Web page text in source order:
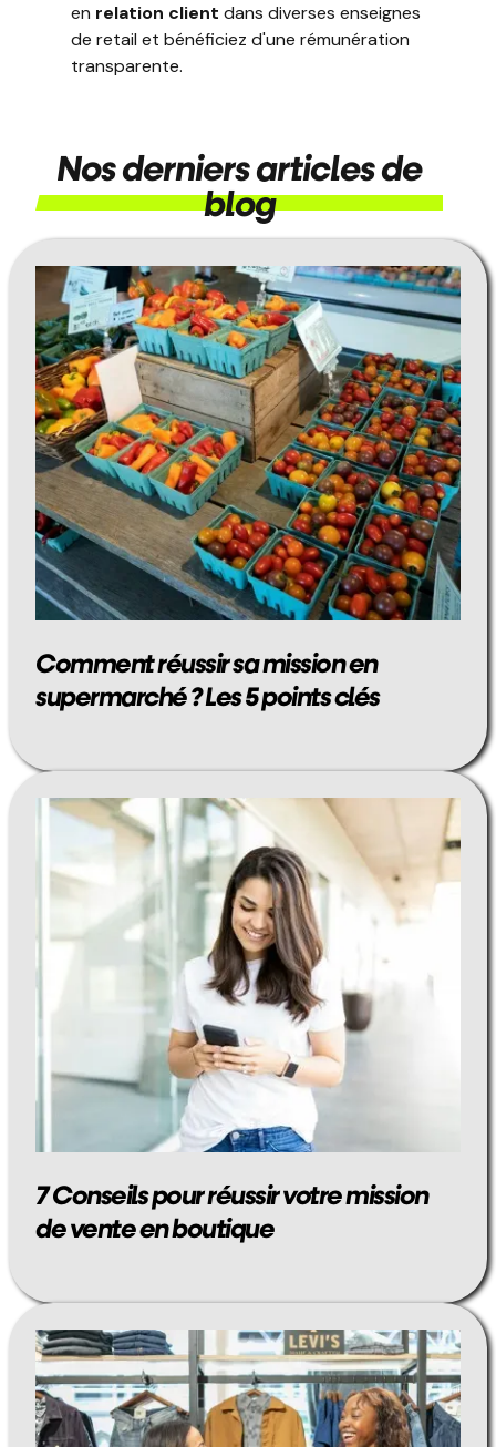
en relation client dans diverses enseignes
de retail et bénéficiez d'une rémunération
transparente.
Nos derniers articles de
blog
Comment réussir sa mission en
supermarché ? Les 5 points clés
7 Conseils pour réussir votre mission
de vente en boutique